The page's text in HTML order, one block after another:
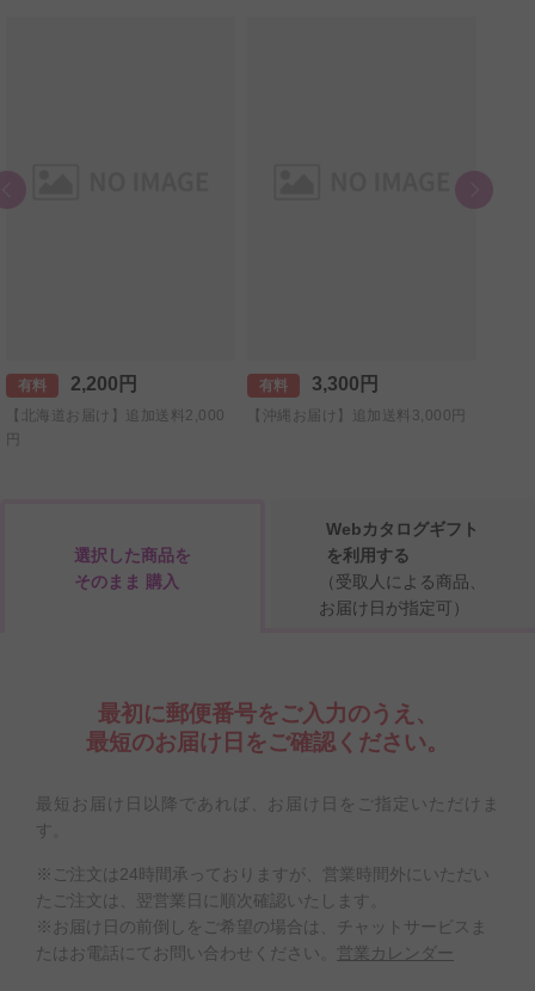
有料 2,200円
【北海道お届け】追加送料2,000
円
有料 3,300円
【沖縄お届け】追加送料3,000円
選択した商品を
そのまま 購入
Webカタログギフト
を利用する
（受取人による商品、
お届け日が指定可）
最初に郵便番号をご入力のうえ、
最短のお届け日をご確認ください。
最短お届け日以降であれば、お届け日をご指定いただけま
す。
※ご注文は24時間承っておりますが、営業時間外にいただい
たご注文は、翌営業日に順次確認いたします。
※お届け日の前倒しをご希望の場合は、チャットサービスま
たはお電話にてお問い合わせください。
営業カレンダー